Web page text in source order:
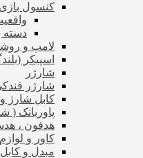
کنسول بازی
دسته
لامپ و
اسپیکر
شارژر
شارژر
کابل شارژ و
پاوربانک (
هدفون ،
کاور و
مبدل و